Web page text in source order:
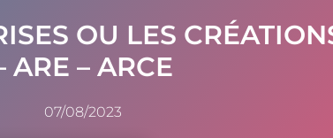
OU LES
ARE – ARCE
07/08/2023